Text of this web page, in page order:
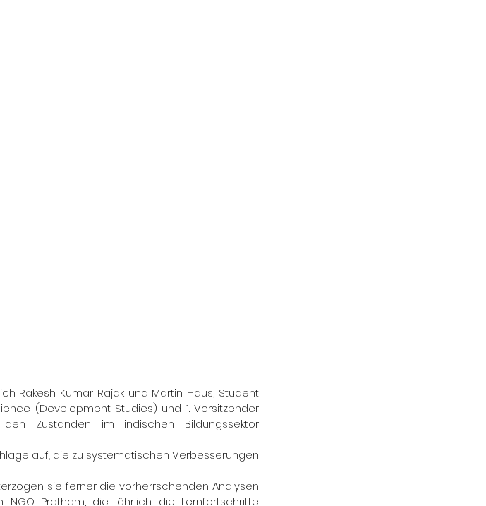
Rakesh Kumar Rajak und Martin Haus, Student
(Development Studies) und 1. Vorsitzender
Zuständen im indischen Bildungssektor
auf, die zu systematischen Verbesserungen
sie ferner die vorherrschenden Analysen
NGO Pratham, die jährlich die Lernfortschritte